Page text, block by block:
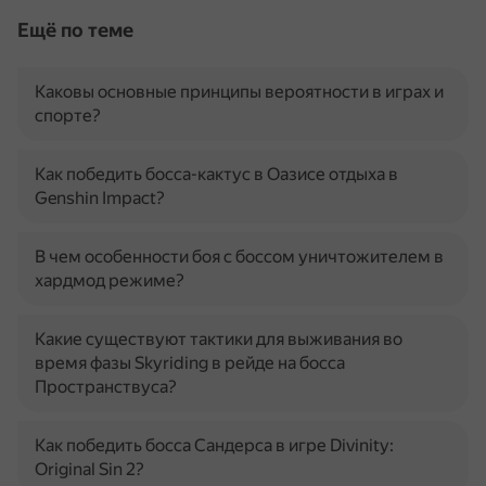
Ещё по теме
Каковы основные принципы вероятности в играх и
спорте?
Как победить босса-кактус в Оазисе отдыха в
Genshin Impact?
В чем особенности боя с боссом уничтожителем в
хардмод режиме?
Какие существуют тактики для выживания во
время фазы Skyriding в рейде на босса
Пространствуса?
Как победить босса Сандерса в игре Divinity:
Original Sin 2?